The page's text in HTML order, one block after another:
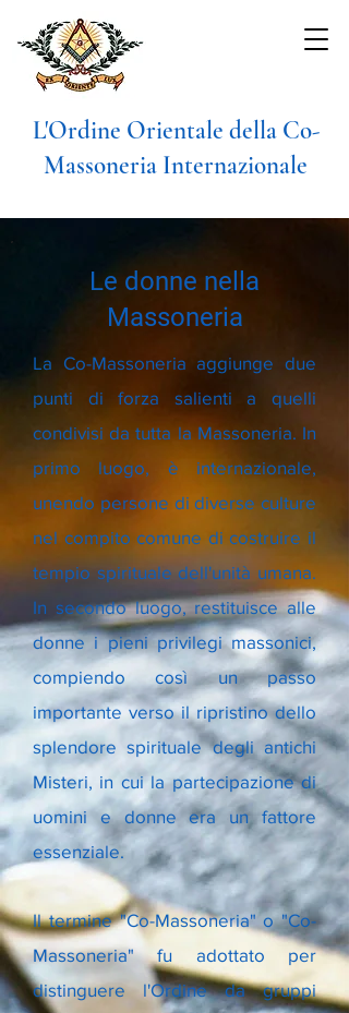
L'Ordine Orientale della Co-
Massoneria Internazionale
Le donne nella
Massoneria
La Co-Massoneria aggiunge due
punti di forza salienti a quelli
condivisi da tutta la Massoneria. In
primo luogo, è internazionale,
unendo persone di diverse culture
nel compito comune di costruire il
tempio spirituale dell'unità umana.
In secondo luogo, restituisce alle
donne i pieni privilegi massonici,
compiendo così un passo
importante verso il ripristino dello
splendore spirituale degli antichi
Misteri, in cui la partecipazione di
uomini e donne era un fattore
essenziale.
Il termine "Co-Massoneria" o "Co-
Massoneria" fu adottato per
distinguere l'Ordine da gruppi